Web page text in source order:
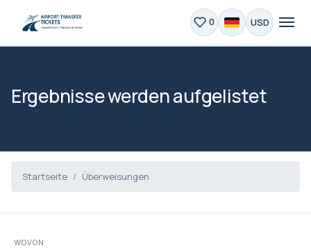
0 USD
Ergebnisse werden aufgelistet
Startseite Überweisungen
WOVON